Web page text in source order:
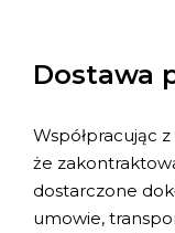
Dostawa
Współpracując
że
dostarczone
umowie,